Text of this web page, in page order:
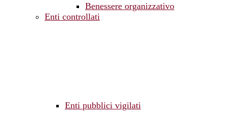
Benessere organizzativo
Enti controllati
Enti pubblici vigilati